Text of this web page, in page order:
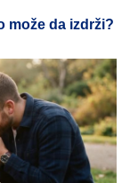
može da izdrži?